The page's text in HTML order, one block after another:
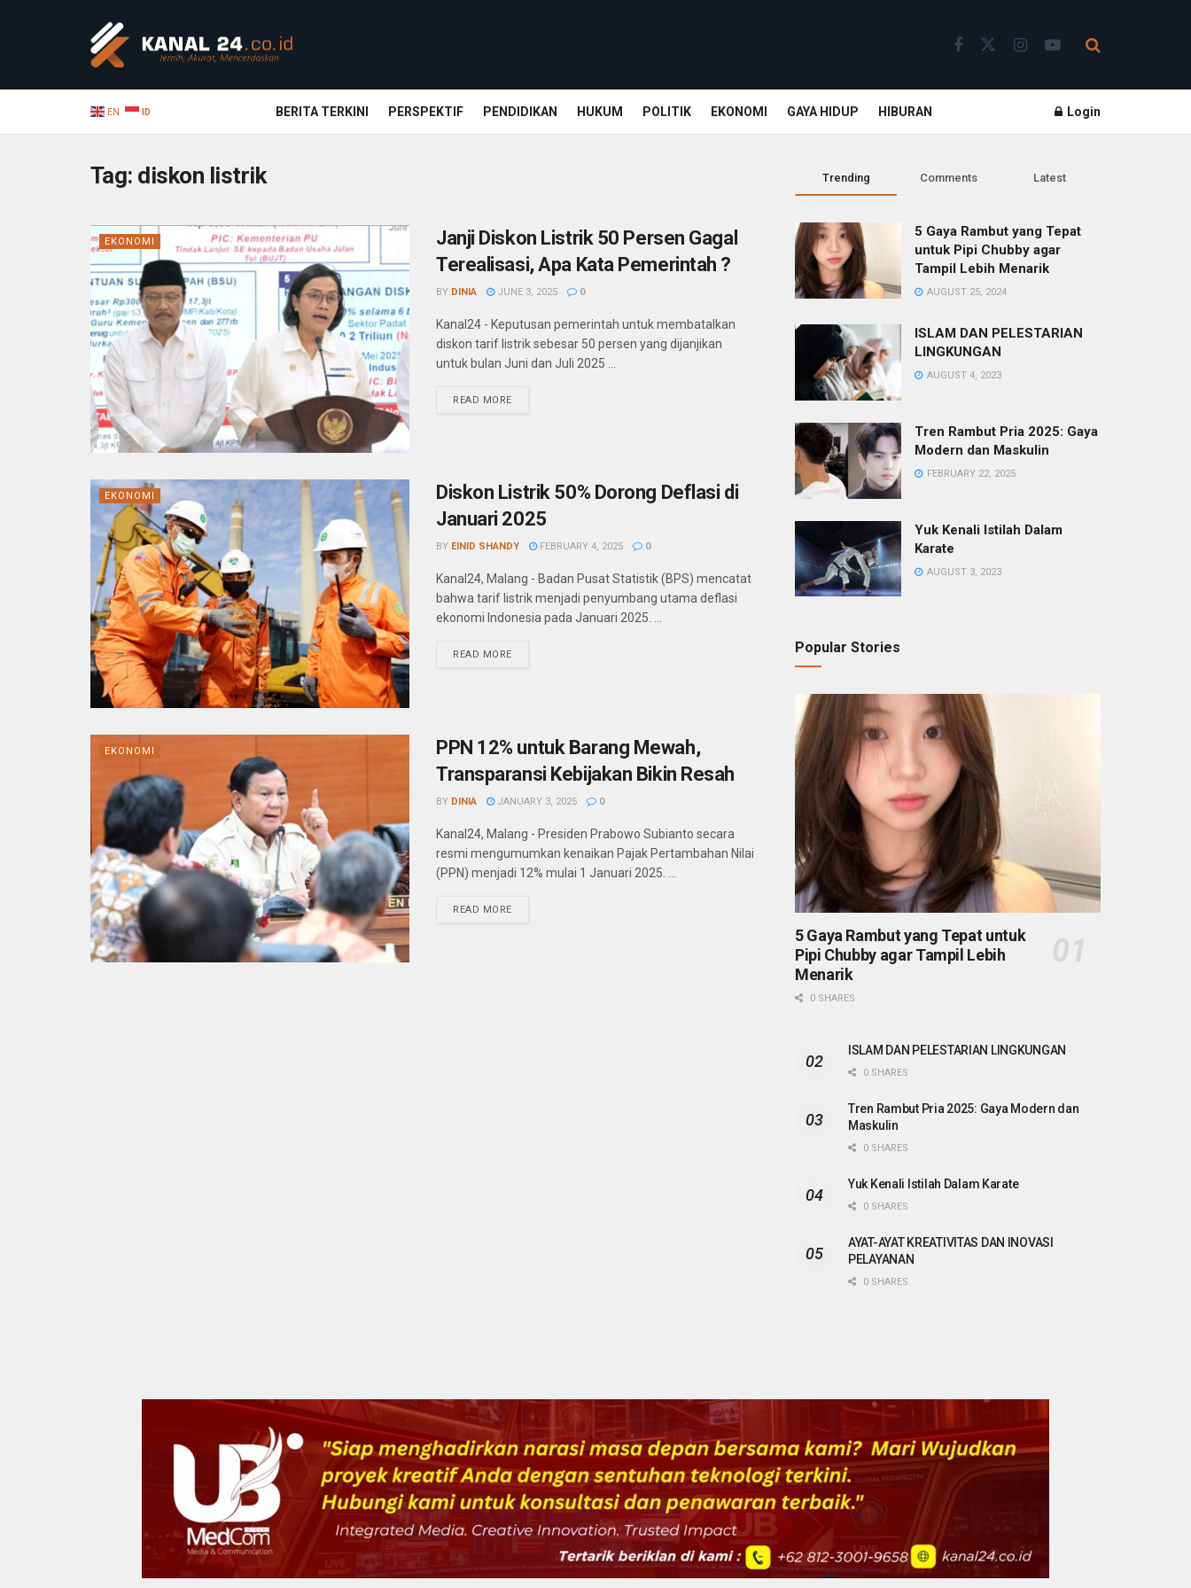
EN ID BERITA TERKINI PERSPEKTIF PENDIDIKAN HUKUM POLITIK EKONOMI GAYA HIDUP HIBURAN Login
Tag: diskon listrik
EKONOMI
Janji Diskon Listrik 50 Persen Gagal
Terealisasi, Apa Kata Pemerintah ?
BY DINIA JUNE 3, 2025 0
Kanal24 - Keputusan pemerintah untuk membatalkan
diskon tarif listrik sebesar 50 persen yang dijanjikan
untuk bulan Juni dan Juli 2025 ...
READ MORE
EKONOMI
Diskon Listrik 50% Dorong Deflasi di
Januari 2025
BY EINID SHANDY FEBRUARY 4, 2025 0
Kanal24, Malang - Badan Pusat Statistik (BPS) mencatat
bahwa tarif listrik menjadi penyumbang utama deflasi
ekonomi Indonesia pada Januari 2025. ...
READ MORE
EKONOMI
PPN 12% untuk Barang Mewah,
Transparansi Kebijakan Bikin Resah
BY DINIA JANUARY 3, 2025 0
Kanal24, Malang - Presiden Prabowo Subianto secara
resmi mengumumkan kenaikan Pajak Pertambahan Nilai
(PPN) menjadi 12% mulai 1 Januari 2025. ...
READ MORE
Trending Comments Latest
5 Gaya Rambut yang Tepat
untuk Pipi Chubby agar
Tampil Lebih Menarik
AUGUST 25, 2024
ISLAM DAN PELESTARIAN
LINGKUNGAN
AUGUST 4, 2023
Tren Rambut Pria 2025: Gaya
Modern dan Maskulin
FEBRUARY 22, 2025
Yuk Kenali Istilah Dalam
Karate
AUGUST 3, 2023
Popular Stories
5 Gaya Rambut yang Tepat untuk
Pipi Chubby agar Tampil Lebih
Menarik
0 SHARES
ISLAM DAN PELESTARIAN LINGKUNGAN
0 SHARES
Tren Rambut Pria 2025: Gaya Modern dan
Maskulin
0 SHARES
Yuk Kenali Istilah Dalam Karate
0 SHARES
AYAT-AYAT KREATIVITAS DAN INOVASI
PELAYANAN
0 SHARES